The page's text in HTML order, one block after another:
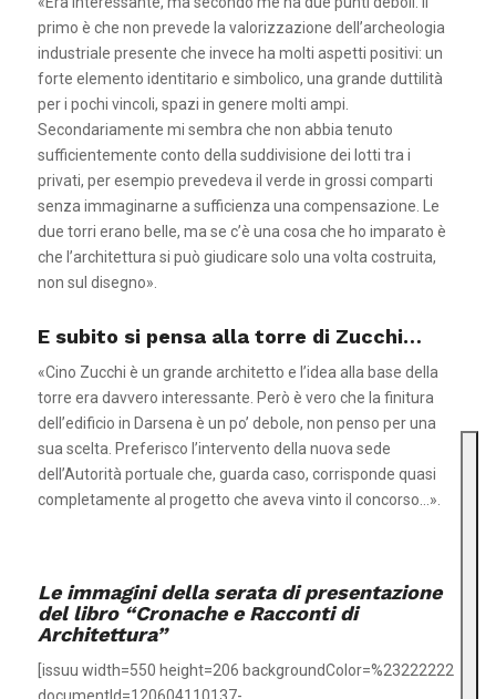
primo è che non prevede la valorizzazione dell’archeologia
industriale presente che invece ha molti aspetti positivi: un
forte elemento identitario e simbolico, una grande duttilità
per i pochi vincoli, spazi in genere molti ampi.
Secondariamente mi sembra che non abbia tenuto
sufficientemente conto della suddivisione dei lotti tra i
privati, per esempio prevedeva il verde in grossi comparti
senza immaginarne a sufficienza una compensazione. Le
due torri erano belle, ma se c’è una cosa che ho imparato è
che l’architettura si può giudicare solo una volta costruita,
non sul disegno».
E subito si pensa alla torre di Zucchi…
«Cino Zucchi è un grande architetto e l’idea alla base della
torre era davvero interessante. Però è vero che la finitura
dell’edificio in Darsena è un po’ debole, non penso per una
sua scelta. Preferisco l’intervento della nuova sede
dell’Autorità portuale che, guarda caso, corrisponde quasi
completamente al progetto che aveva vinto il concorso…».
Le immagini della serata di presentazione
del libro “Cronache e Racconti di
Architettura”
[issuu width=550 height=206 backgroundColor=%23222222